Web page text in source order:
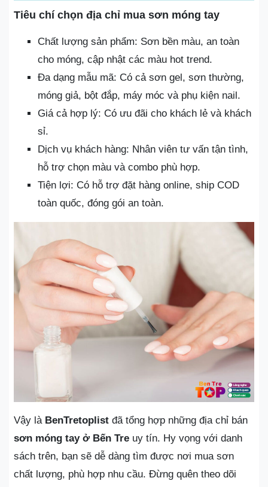
Tiêu chí chọn địa chỉ mua sơn móng tay
Chất lượng sản phẩm: Sơn bền màu, an toàn
cho móng, cập nhật các màu hot trend.
Đa dạng mẫu mã: Có cả sơn gel, sơn thường,
móng giả, bột đắp, máy móc và phụ kiện nail.
Giá cả hợp lý: Có ưu đãi cho khách lẻ và khách
sỉ.
Dịch vụ khách hàng: Nhân viên tư vấn tận tình,
hỗ trợ chọn màu và combo phù hợp.
Tiện lợi: Có hỗ trợ đặt hàng online, ship COD
toàn quốc, đóng gói an toàn.
Vậy là BenTretoplist đã tổng hợp những địa chỉ bán
sơn móng tay ở Bến Tre uy tín. Hy vọng với danh
sách trên, bạn sẽ dễ dàng tìm được nơi mua sơn
chất lượng, phù hợp nhu cầu. Đừng quên theo dõi